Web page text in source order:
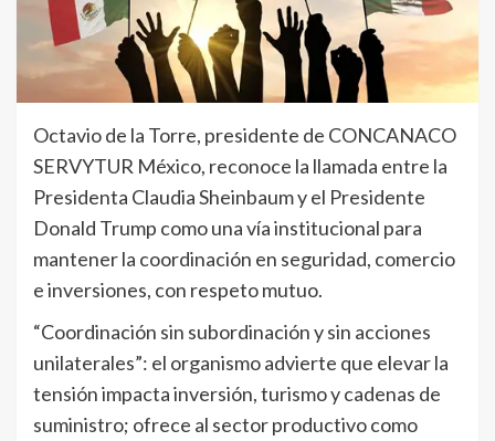
Octavio de la Torre, presidente de CONCANACO
SERVYTUR México, reconoce la llamada entre la
Presidenta Claudia Sheinbaum y el Presidente
Donald Trump como una vía institucional para
mantener la coordinación en seguridad, comercio
e inversiones, con respeto mutuo.
“Coordinación sin subordinación y sin acciones
unilaterales”: el organismo advierte que elevar la
tensión impacta inversión, turismo y cadenas de
suministro; ofrece al sector productivo como